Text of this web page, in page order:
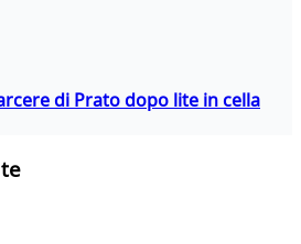
di Prato dopo lite in cella